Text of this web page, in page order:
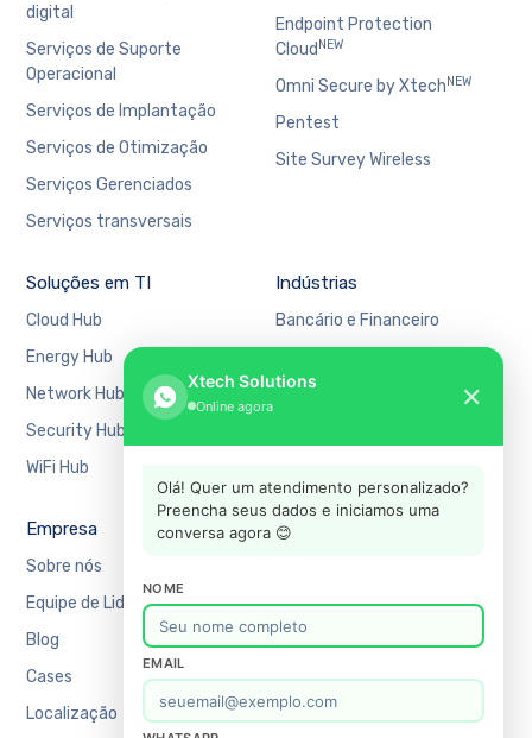
digital
Serviços de Suporte
Operacional
Serviços de Implantação
Serviços de Otimização
Serviços Gerenciados
Serviços transversais
Endpoint Protection
Cloud NEW
Omni Secure by XtechNEW
Pentest
Site Survey Wireless
Soluções em TI
Cloud Hub
Energy Hub
Network Hub
Security Hub
WiFi Hub
Indústrias
Bancário e Financeiro
Manufatura
Empresa
Sobre nós
Equipe de Liderança
Blog
Cases
Localização
Suporte
Recursos
Blog
Contato
Xtech Solutions
Online agora ✕
Olá! Quer um atendimento personalizado?
Preencha seus dados e iniciamos uma
conversa agora 😊
NOME
EMAIL